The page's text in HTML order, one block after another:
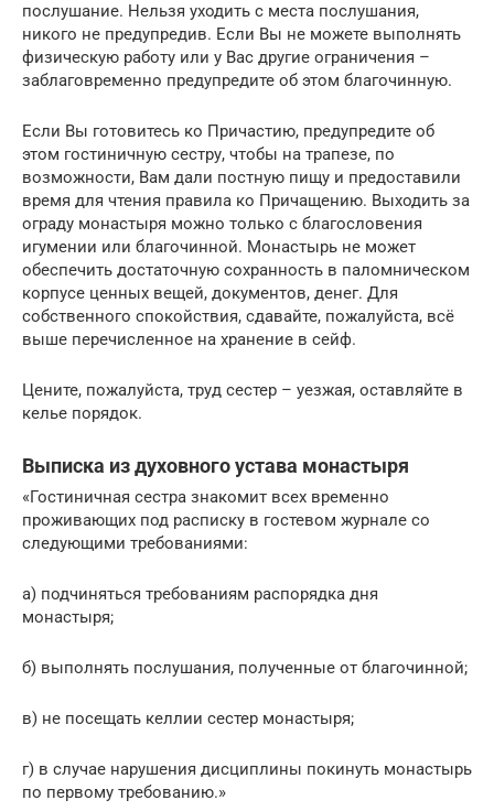
послушание. Нельзя уходить с места послушания,
никого не предупредив. Если Вы не можете выполнять
физическую работу или у Вас другие ограничения –
заблаговременно предупредите об этом благочинную.
Если Вы готовитесь ко Причастию, предупредите об
этом гостиничную сестру, чтобы на трапезе, по
возможности, Вам дали постную пищу и предоставили
время для чтения правила ко Причащению. Выходить за
ограду монастыря можно только с благословения
игумении или благочинной. Монастырь не может
обеспечить достаточную сохранность в паломническом
корпусе ценных вещей, документов, денег. Для
собственного спокойствия, сдавайте, пожалуйста, всё
выше перечисленное на хранение в сейф.
Цените, пожалуйста, труд сестер – уезжая, оставляйте в
келье порядок.
Выписка из духовного устава монастыря
«Гостиничная сестра знакомит всех временно
проживающих под расписку в гостевом журнале со
следующими требованиями:
а) подчиняться требованиям распорядка дня
монастыря;
б) выполнять послушания, полученные от благочинной;
в) не посещать келлии сестер монастыря;
г) в случае нарушения дисциплины покинуть монастырь
по первому требованию.»